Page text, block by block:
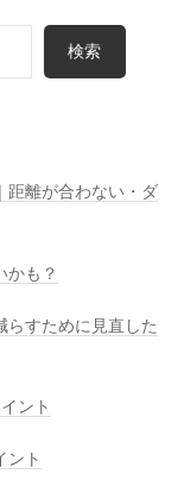
検索
距離が合わない・ダ
かも？
らすために見直した
ント
ント